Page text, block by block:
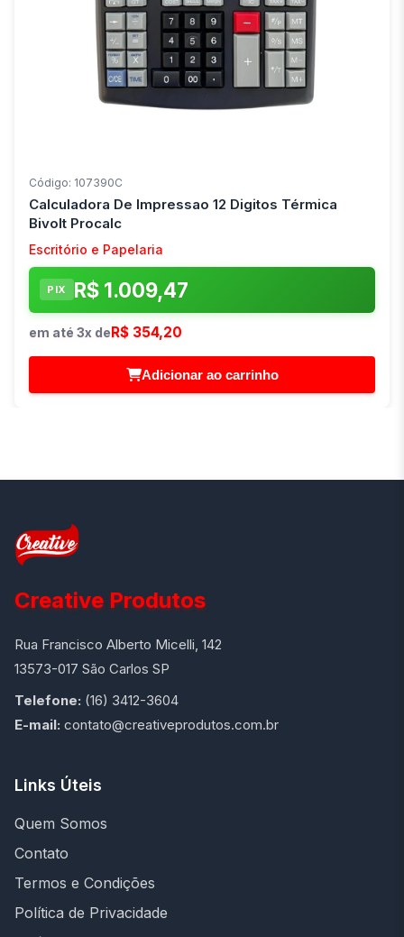
Código: 107390C
Calculadora De Impressao 12 Digitos Térmica
Bivolt Procalc
Escritório e Papelaria
PIX R$ 1.009,47
em até 3x deR$ 354,20
Adicionar ao carrinho
Creative Produtos
Rua Francisco Alberto Micelli, 142
13573-017 São Carlos SP
Telefone: (16) 3412-3604
E-mail: contato@creativeprodutos.com.br
Links Úteis
Quem Somos
Contato
Termos e Condições
Política de Privacidade